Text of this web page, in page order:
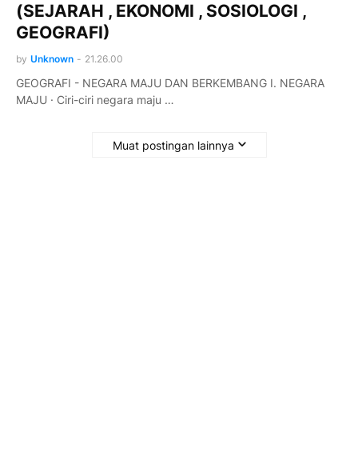
(SEJARAH , EKONOMI , SOSIOLOGI ,
GEOGRAFI)
by Unknown - 21.26.00
GEOGRAFI - NEGARA MAJU DAN BERKEMBANG I. NEGARA
MAJU · Ciri-ciri negara maju …
Muat postingan lainnya